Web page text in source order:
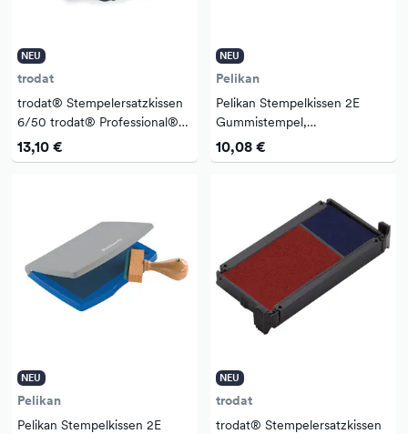
NEU
trodat
trodat® Stempelersatzkissen
6/50 trodat® Professional®
5030, 5200, 5430, 5431,
5435, 5546 41 x 24 mm (B x
13,10 €
NEU
Pelikan
Pelikan Stempelkissen 2E
Gummistempel,
Polymerstempel 110 x 70 mm
(B x H) schwarz nicht
10,08 €
NEU
Pelikan
Pelikan Stempelkissen 2E
NEU
trodat
trodat® Stempelersatzkissen